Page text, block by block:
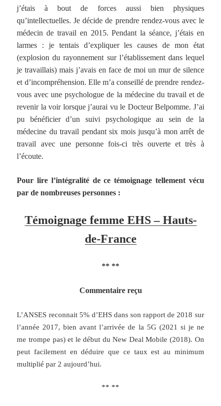
j’étais à bout de forces aussi bien physiques
qu’intellectuelles. Je décide de prendre rendez-vous avec le
médecin de travail en 2015. Pendant la séance, j’étais en
larmes : je tentais d’expliquer les causes de mon état
(explosion du rayonnement sur l’établissement dans lequel
je travaillais) mais j’avais en face de moi un mur de silence
et d’incompréhension. Elle m’a conseillé de prendre rendez-
vous avec une psychologue de la médecine du travail et de
revenir la voir lorsque j’aurai vu le Docteur Belpomme. J’ai
pu bénéficier d’un suivi psychologique au sein de la
médecine du travail pendant six mois jusqu’à mon arrêt de
travail avec une personne fois-ci très ouverte et très à
l’écoute.
Pour lire l’intégralité de ce témoignage tellement vécu
par de nombreuses personnes :
Témoignage femme EHS – Hauts-
de-France
** **
Commentaire reçu
L’ANSES reconnait 5% d’EHS dans son rapport de 2018 sur
l’année 2017, bien avant l’arrivée de la 5G (2021 si je ne
me trompe pas) et le début du New Deal Mobile (2018). On
peut facilement en déduire que ce taux est au minimum
multiplié par 2 aujourd’hui.
** **